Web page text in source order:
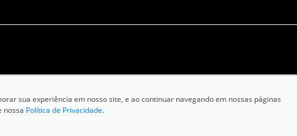
sua experiência em nosso site, e ao continuar navegando em nossas páginas
nossa Política de Privacidade.